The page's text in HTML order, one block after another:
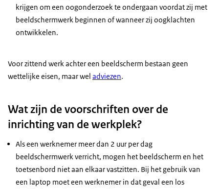
krijgen om een oogonderzoek te ondergaan voordat zij met
beeldschermwerk beginnen of wanneer zij oogklachten
ontwikkelen.
Voor zittend werk achter een beeldscherm bestaan geen
wettelijke eisen, maar wel adviezen.
Wat zijn de voorschriften over de
inrichting van de werkplek?
Als een werknemer meer dan 2 uur per dag
beeldschermwerk verricht, mogen het beeldscherm en het
toetsenbord niet aan elkaar vastzitten. Bij het gebruik van
een laptop moet een werknemer in dat geval een los